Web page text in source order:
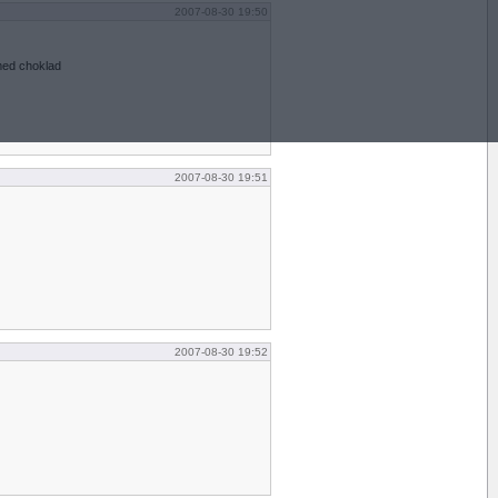
2007-08-30 19:50
choklad
2007-08-30 19:51
2007-08-30 19:52